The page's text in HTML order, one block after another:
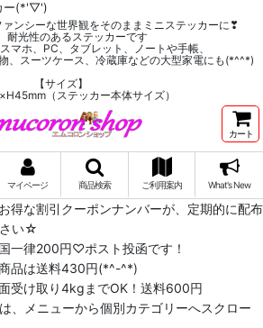
ー(*'▽')
ンシーな世界観をそのままミニステッカーに❣
耐光性のあるステッカーです
マホ、PC、タブレット、ノートや手帳、
、スーツケース、冷蔵庫などの大型家電にも(*^^*)
【サイズ】
（ステッカー本体サイズ）
カート
マイページ 商品検索 ご利用案内 What's New
得な割引クーポンナンバーが、定期的に配布
い☆
一律200円♡ポスト投函です！
品は送料430円(*^-^*)
受け取り4kgまでOK！送料600円
、メニューから個別カテゴリーへスクロー